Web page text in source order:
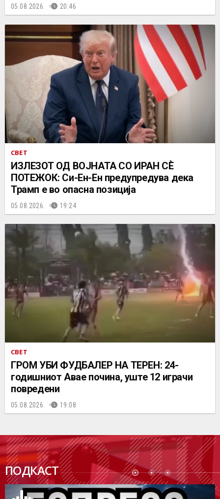
05.08.2026. 20:46
СВЕТ
ИЗЛЕЗОТ ОД ВОЈНАТА СО ИРАН СÈ
ПОТЕЖОК: Си-Ен-Ен предупредува дека
Трамп е во опасна позиција
05.08.2026. 19:24
СВЕТ
ГРОМ УБИ ФУДБАЛЕР НА ТЕРЕН: 24-
годишниот Авае почина, уште 12 играчи
повредени
05.08.2026. 19:08
ПОДКАСТ
ПОДК